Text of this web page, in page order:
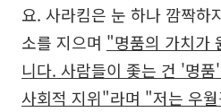
요. 사라킴은 눈 하나 깜짝하
소를 지으며 "명품의 가치가
니다. 사람들이 좇는 건 '명
사회적 지위"라며 "저는 우